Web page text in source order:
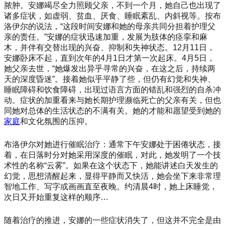
脓肿。安娜竭尽全力照顾父亲，不到一个月，她自己也出现了
诸多症状，如虚弱、贫血、厌食、睡眠紊乱、内斜视等。按布
洛伊尔的说法，“这段时间安娜和她的母亲共同分担着护理父
亲的责任。”安娜的症状迅速加重，发展为肢体的痉挛和麻
木，并伴有交替出现的兴奋、抑制和失神状态。12月11日，
安娜卧床不起，直到次年的4月1日才第一次起床。4月5日，
她父亲去世，“她爆发出异乎寻常的兴奋，在这之后，持续两
天的深度昏迷”。接着她似乎平静了些，但仍有幻觉和失神、
睡眠障碍和饮食障碍，出现过语言方面的错乱和强烈的自杀冲
动。症状的加重看来与她长期护理濒临死亡的父亲有关，但也
同她对总体的生活状态的不满有关。她的才能和愿望受到她的
家庭和文化氛围的压抑。
布洛伊尔对她进行催眠治疗：通常下午安娜处于困倦状态，接
着，在日落时分对她采用深度的催眠，对此，她发明了一个技
术性的名称“云雾”。如果在这个状态下，她能讲述白天发生的
幻觉，思想清醒起来，显得平静而又快活，她会坐下来非常理
智地工作、写字或画画直至夜晚。约清晨4时，她上床睡觉，
次日又开始重复这样的顺序…
随着治疗的推进，安娜的一些症状消失了，但这并不完全是由